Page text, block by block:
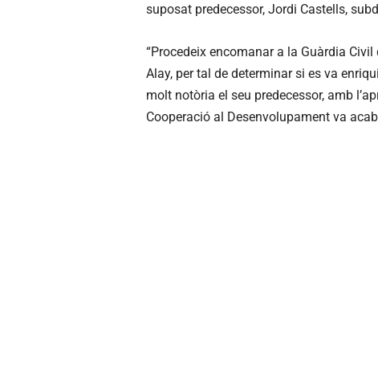
suposat predecessor, Jordi Castells,
“Procedeix encomanar a la Guàrdia
Alay, per tal de determinar si es va
molt notòria el seu predecessor, amb
Cooperació al Desenvolupament va